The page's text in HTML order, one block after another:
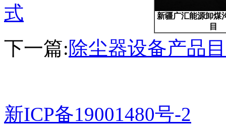
新疆广汇能源卸煤
目
式
下一篇:除尘器设备产品
新ICP备19001480号-2